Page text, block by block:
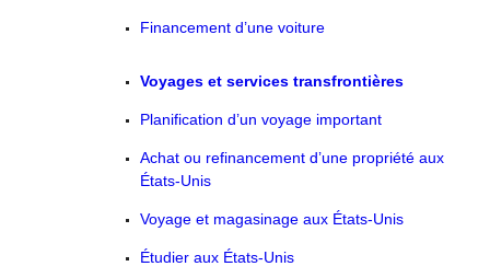
Financement d’une voiture
Voyages et services transfrontières
Planification d’un voyage important
Achat ou refinancement d’une propriété aux
États-Unis
Voyage et magasinage aux États-Unis
Étudier aux États-Unis